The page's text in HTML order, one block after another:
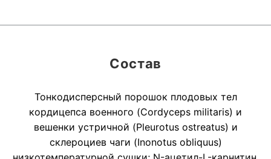
Состав
Тонкодисперсный порошок плодовых тел
кордицепса военного (Cordyceps militaris) и
вешенки устричной (Pleurotus ostreatus) и
склероциев чаги (Inonotus obliquus)